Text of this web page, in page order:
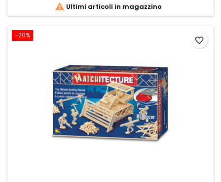
 Ultimi articoli in magazzino
-20%
favorite_border